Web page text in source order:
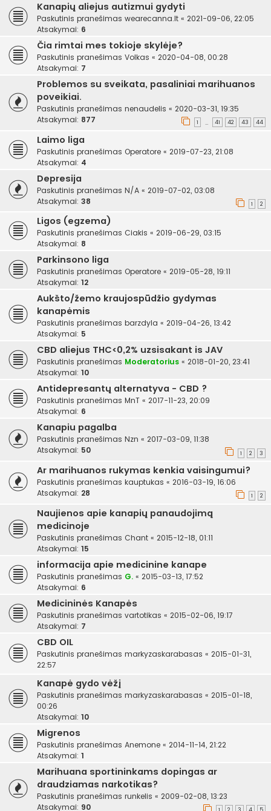
Kanapių aliejus autizmui gydyti
Paskutinis pranešimas wearecanna.lt « 2021-09-06, 22:05
Atsakymai: 6
Čia rimtai mes tokioje skylėje?
Paskutinis pranešimas Volkas « 2020-04-08, 00:28
Atsakymai: 7
Problemos su sveikata, pasaliniai marihuanos
poveikiai.
Paskutinis pranešimas nenaudelis « 2020-03-31, 19:35
Atsakymai: 877 1 … 41 42 43 44
Laimo liga
Paskutinis pranešimas Operatore « 2019-07-23, 21:08
Atsakymai: 4
Depresija
Paskutinis pranešimas N/A « 2019-07-02, 03:08
Atsakymai: 38 1 2
Ligos (egzema)
Paskutinis pranešimas Ciakis « 2019-06-29, 03:15
Atsakymai: 8
Parkinsono liga
Paskutinis pranešimas Operatore « 2019-05-28, 19:11
Atsakymai: 12
Aukšto/žemo kraujospūdžio gydymas
kanapėmis
Paskutinis pranešimas barzdyla « 2019-04-26, 13:42
Atsakymai: 5
CBD aliejus THC<0,2% uzsisakant is JAV
Paskutinis pranešimas Moderatorius « 2018-01-20, 23:41
Atsakymai: 10
Antidepresantų alternatyva - CBD ?
Paskutinis pranešimas MnT « 2017-11-23, 20:09
Atsakymai: 6
Kanapiu pagalba
Paskutinis pranešimas Nzn « 2017-03-09, 11:38
Atsakymai: 50 1 2 3
Ar marihuanos rukymas kenkia vaisingumui?
Paskutinis pranešimas kauptukas « 2016-03-19, 16:06
Atsakymai: 28 1 2
Naujienos apie kanapių panaudojimą
medicinoje
Paskutinis pranešimas Chant « 2015-12-18, 01:11
Atsakymai: 15
informacija apie medicinine kanape
Paskutinis pranešimas G. « 2015-03-13, 17:52
Atsakymai: 6
Medicininės Kanapės
Paskutinis pranešimas vartotikas « 2015-02-06, 19:17
Atsakymai: 7
CBD OIL
Paskutinis pranešimas markyzaskarabasas « 2015-01-31,
22:57
Kanapė gydo vėžį
Paskutinis pranešimas markyzaskarabasas « 2015-01-18,
00:26
Atsakymai: 10
Migrenos
Paskutinis pranešimas Anemone « 2014-11-14, 21:22
Atsakymai: 1
Marihuana sportininkams dopingas ar
draudziamas narkotikas?
Paskutinis pranešimas runkelis « 2009-02-08, 13:23
Atsakymai: 90